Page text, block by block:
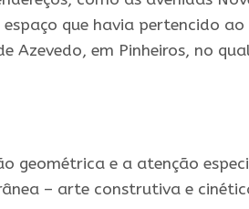
que havia pertencido
Azevedo, em Pinheiros, no
geométrica e a atenção
– arte construtiva e